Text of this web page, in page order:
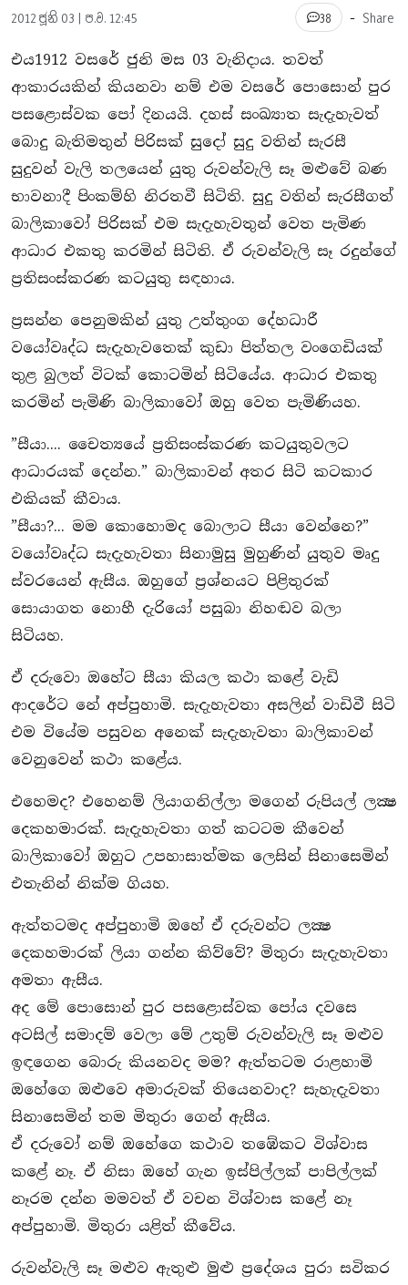
2012 ජූනි 03 | ප.ව. 12:45 38 - Share
එය1912 වසරේ ජුනි මස 03 වැනිදාය. තවත්
ආකාරයකින් කියනවා නම් එම වසරේ පොසොන් පුර
පසළොස්වක පෝ දිනයයි. දහස් සංඛ්‍යාත සැදැහැවත්
බොදු බැතිමතුන් පිරිසක් සුදෝ සුදු වතින් සැරසී
සුදුවන් වැලි තලයෙන් යුතු රුවන්වැලි සෑ මළුවේ බණ
භාවනාදී පිංකම්හි නිරතවී සිටිති. සුදු වතින් සැරසීගත්
බාලිකාවෝ පිරිසක් එම සැදැහැවතුන් වෙත පැමිණ
ආධාර එකතු කරමින් සිටිති. ඒ රුවන්වැලි සෑ රදුන්ගේ
ප‍්‍රතිසංස්කරණ කටයුතු සඳහාය.
ප‍්‍රසන්න පෙනුමකින් යුතු උත්තුංග දේහධාරී
වයෝවෘද්ධ සැදැහැවතෙක් කුඩා පිත්තල වංගෙඩියක්
තුළ බුලත් විටක් කොටමින් සිටියේය. ආධාර එකතු
කරමින් පැමිණි බාලිකාවෝ ඔහු වෙත පැමිණියහ.
”සීයා.... චෛත්‍යයේ ප‍්‍රතිසංස්කරණ කටයුතුවලට
ආධාරයක් දෙන්න.” බාලිකාවන් අතර සිටි කටකාර
එකියක් කීවාය.
”සීයා?... මම කොහොමද බොලාට සීයා වෙන්නෙ?”
වයෝවෘද්ධ සැදැහැවතා සිනාමුසු මුහුණින් යුතුව මෘදු
ස්වරයෙන් ඇසීය. ඔහුගේ ප‍්‍රශ්නයට පිළිතුරක්
සොයාගත නොහී දැරියෝ පසුබා නිහඬව බලා
සිටියහ.
ඒ දරුවො ඔහේට සීයා කියල කථා කළේ වැඩි
ආදරේට නේ අප්පුහාමි. සැදැහැවතා අසලින් වාඩිවී සිටි
එම වියේම පසුවන අනෙක් සැදැහැවතා බාලිකාවන්
වෙනුවෙන් කථා කළේය.
එහෙමද? එහෙනම් ලියාගනිල්ලා මගෙන් රුපියල් ලක්‍ෂ
දෙකහමාරක්. සැදැහැවතා ගත් කටටම කීවෙන්
බාලිකාවෝ ඔහුට උපහාසාත්මක ලෙසින් සිනාසෙමින්
එතැනින් නික්ම ගියහ.
ඇත්තටමද අප්පුහාමි ඔහේ ඒ දරුවන්ට ලක්‍ෂ
දෙකහමාරක් ලියා ගන්න කිව්වේ? මිතුරා සැදැහැවතා
අමතා ඇසීය.
අද මේ පොසොන් පුර පසළොස්වක පෝය දවසෙ
අටසිල් සමාදම් වෙලා මේ උතුම් රුවන්වැලි සෑ මළුව
ඉඳගෙන බොරු කියනවද මම? ඇත්තටම රාළහාමි
ඔහේගෙ ඔළුවෙ අමාරුවක් තියෙනවාද? සැහැදැවතා
සිනාසෙමින් තම මිතුරා ගෙන් ඇසීය.
ඒ දරුවෝ නම් ඔහේගෙ කථාව තඹේකට විශ්වාස
කළේ නෑ. ඒ නිසා ඔහේ ගැන ඉස්පිල්ලක් පාපිල්ලක්
නෑරම දන්න මමවත් ඒ වචන විශ්වාස කළේ නෑ
අප්පුහාමි. මිතුරා යළිත් කීවේය.
රුවන්වැලි සෑ මළුව ඇතුළු මුළු ප‍්‍රදේශය පුරා සවිකර